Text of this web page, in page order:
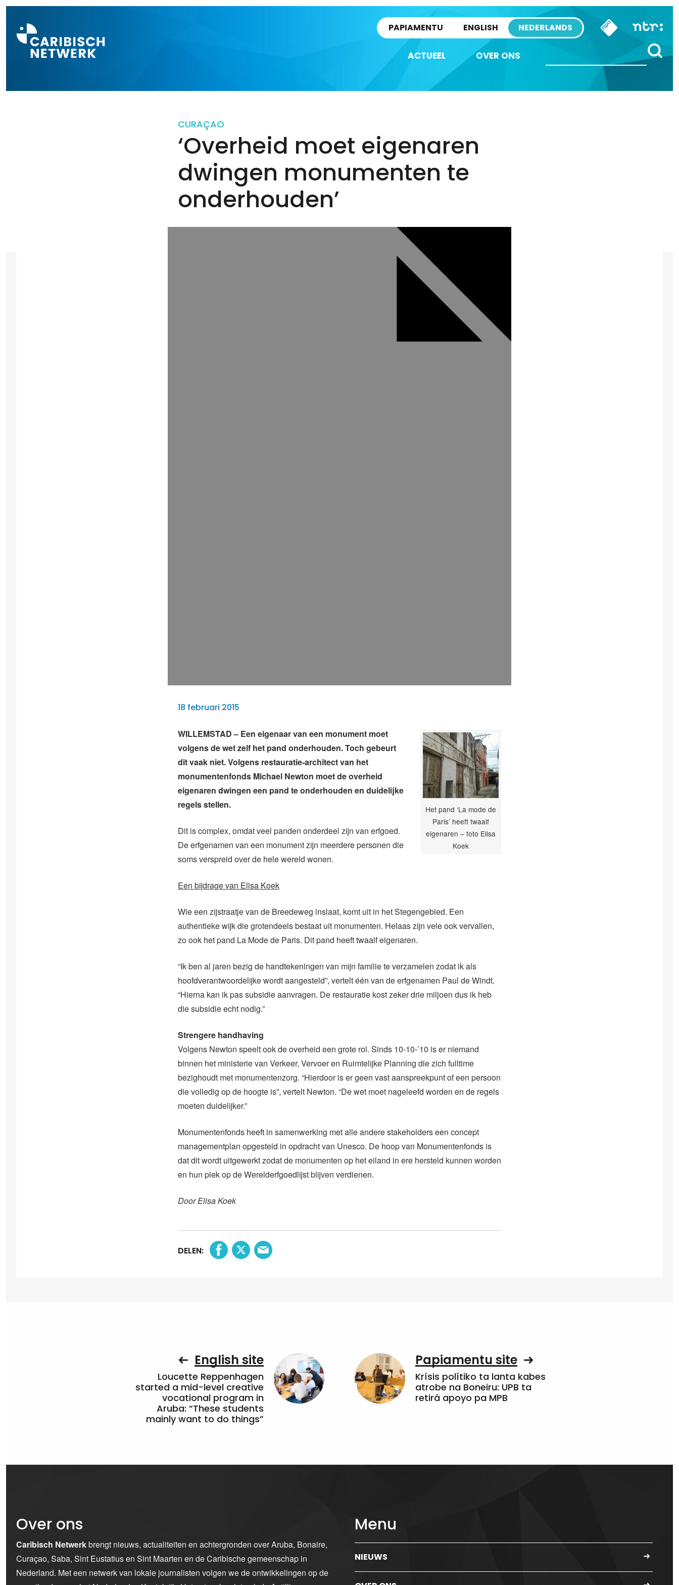
PAPIAMENTU ENGLISH NEDERLANDS
ACTUEEL OVER ONS
CURAÇAO
‘Overheid moet eigenaren
dwingen monumenten te
onderhouden’
18 februari 2015
Het pand ‘La mode de
Paris’ heeft twaalf
eigenaren – foto Elisa
Koek
WILLEMSTAD – Een eigenaar van een monument moet
volgens de wet zelf het pand onderhouden. Toch gebeurt
dit vaak niet. Volgens restauratie-architect van het
monumentenfonds Michael Newton moet de overheid
eigenaren dwingen een pand te onderhouden en duidelijke
regels stellen.
Dit is complex, omdat veel panden onderdeel zijn van erfgoed.
De erfgenamen van een monument zijn meerdere personen die
soms verspreid over de hele wereld wonen.
Een bijdrage van Elisa Koek
Wie een zijstraatje van de Breedeweg inslaat, komt uit in het Stegengebied. Een
authentieke wijk die grotendeels bestaat uit monumenten. Helaas zijn vele ook vervallen,
zo ook het pand La Mode de Paris. Dit pand heeft twaalf eigenaren.
“Ik ben al jaren bezig de handtekeningen van mijn familie te verzamelen zodat ik als
hoofdverantwoordelijke wordt aangesteld”, vertelt één van de erfgenamen Paul de Windt.
“Hierna kan ik pas subsidie aanvragen. De restauratie kost zeker drie miljoen dus ik heb
die subsidie echt nodig.”
Strengere handhaving
Volgens Newton speelt ook de overheid een grote rol. Sinds 10-10-’10 is er niemand
binnen het ministerie van Verkeer, Vervoer en Ruimtelijke Planning die zich fulltime
bezighoudt met monumentenzorg. “Hierdoor is er geen vast aanspreekpunt of een persoon
die volledig op de hoogte is”, vertelt Newton. “De wet moet nageleefd worden en de regels
moeten duidelijker.”
Monumentenfonds heeft in samenwerking met alle andere stakeholders een concept
managementplan opgesteld in opdracht van Unesco. De hoop van Monumentenfonds is
dat dit wordt uitgewerkt zodat de monumenten op het eiland in ere hersteld kunnen worden
en hun plek op de Werelderfgoedlijst blijven verdienen.
Door Elisa Koek
DELEN:
English site
Loucette Reppenhagen
started a mid-level creative
vocational program in
Aruba: “These students
mainly want to do things”
Papiamentu site
Krísis polítiko ta lanta kabes
atrobe na Boneiru: UPB ta
retirá apoyo pa MPB
Over ons
Caribisch Netwerkbrengt nieuws, actualiteiten en achtergronden over Aruba, Bonaire,
Curaçao, Saba, Sint Eustatius en Sint Maarten en de Caribische gemeenschap in
Nederland. Met een netwerk van lokale journalisten volgen we de ontwikkelingen op de
Menu
NIEUWS